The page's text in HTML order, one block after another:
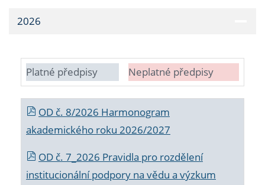
2026
Platné předpisy Neplatné předpisy
OD č. 8/2026 Harmonogram
akademického roku 2026/2027
OD č. 7_2026 Pravidla pro rozdělení
institucionální podpory na vědu a výzkum